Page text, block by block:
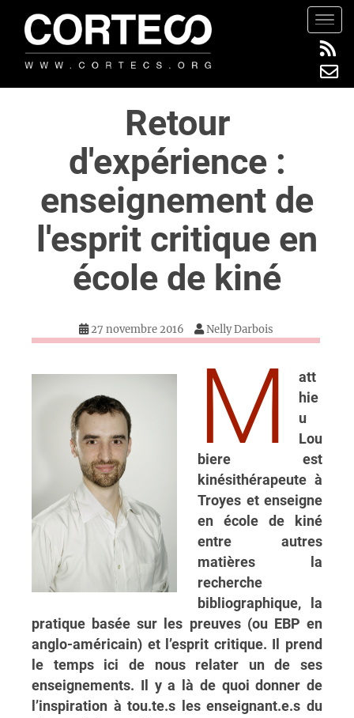
t
Retour
d'expérience :
enseignement de
l'esprit critique en
école de kiné
27 novembre 2016 Nelly Darbois
M
att
hie
u
Lou
biere est
kinésithérapeute à
Troyes et enseigne
en école de kiné
entre autres
matières la
recherche
bibliographique, la
pratique basée sur les preuves (ou EBP en
anglo-américain) et l’esprit critique. Il prend
le temps ici de nous relater un de ses
enseignements. Il y a là de quoi donner de
l’inspiration à tou.te.s les enseignant.e.s du